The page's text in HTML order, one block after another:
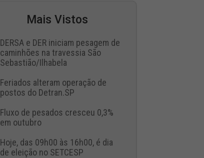
Mais Vistos
DERSA e DER iniciam pesagem de
caminhões na travessia São
Sebastião/Ilhabela
Feriados alteram operação de
postos do Detran.SP
Fluxo de pesados cresceu 0,3%
em outubro
Hoje, das 09h00 às 16h00, é dia
de eleição no SETCESP